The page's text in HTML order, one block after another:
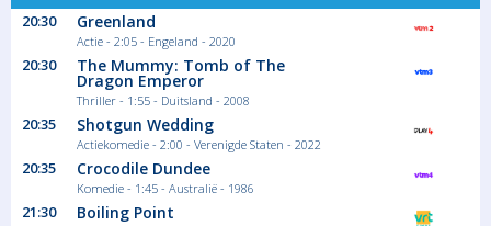
00:50
Lang Leve de Liefde
Seizoen 8 aflevering
Ontspanning
VIER is de opvolger van de Belgische commerciële zender VT4 die
in 1995 van start ging. Samen met VijfTV, de zusterzender die
20:30 Greenland
Actie - 2:05 - Engeland - 2020
20:30 The Mummy: Tomb of The
Dragon Emperor
Thriller - 1:55 - Duitsland - 2008
20:35 Shotgun Wedding
Actiekomedie - 2:00 - Verenigde Staten - 2022
20:35 Crocodile Dundee
Komedie - 1:45 - Australië - 1986
21:30 Boiling Point